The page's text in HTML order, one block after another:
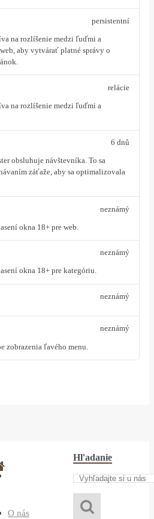
na rozlíšenie medzi ľuďmi a
aby vytvárať platné správy o
persistentní
na rozlíšenie medzi ľuďmi a
relácie
obsluhuje návštevníka. To sa
záťaže, aby sa optimalizovala
6 dnů
okna 18+ pre web.
neznámý
okna 18+ pre kategóriu.
neznámý
neznámý
zobrazenia ľavého menu.
neznámý
O nás
Hľadanie